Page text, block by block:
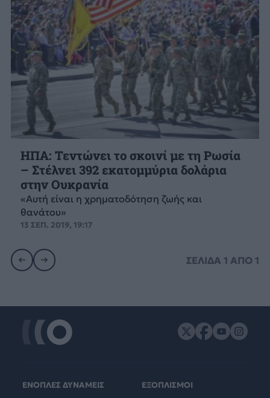
ΗΠΑ: Τεντώνει το σκοινί με τη Ρωσία
– Στέλνει 392 εκατομμύρια δολάρια
στην Ουκρανία
«Αυτή είναι η χρηματοδότηση ζωής και
θανάτου»
13 ΣΕΠ. 2019, 19:17
ΣΕΛΙΔΑ1 ΑΠΟ1
ΕΝΟΠΛΕΣ ΔΥΝΑΜΕΙΣ
ΕΞΟΠΛΙΣΜΟΙ